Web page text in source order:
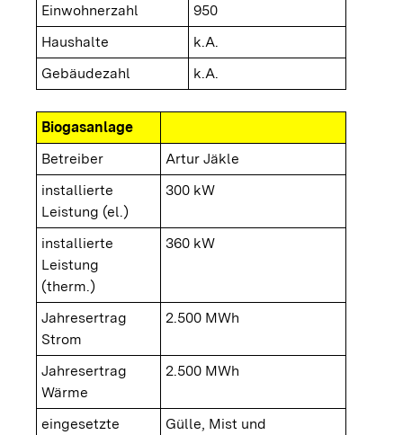
Einwohnerzahl
950
Haushalte
k.A.
Gebäudezahl
k.A.
Biogasanlage
Betreiber
Artur Jäkle
installierte
Leistung (el.)
300 kW
installierte
Leistung
(therm.)
360 kW
Jahresertrag
Strom
2.500 MWh
Jahresertrag
Wärme
2.500 MWh
eingesetzte
Gülle, Mist und